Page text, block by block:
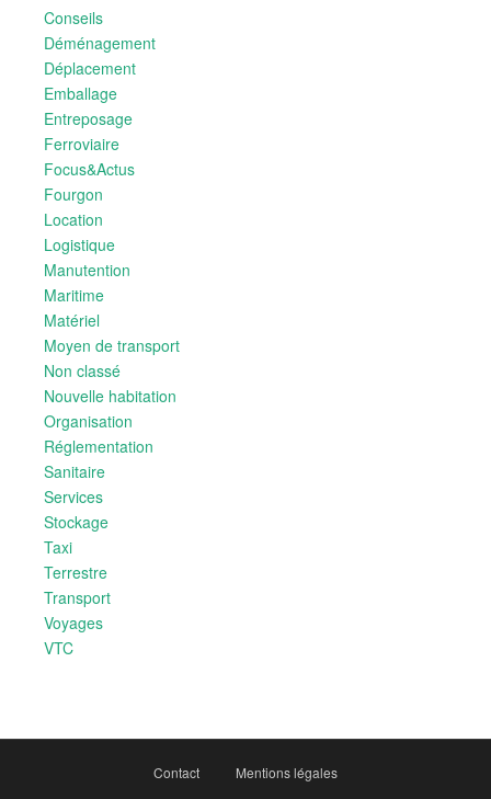
Conseils
Déménagement
Déplacement
Emballage
Entreposage
Ferroviaire
Focus&Actus
Fourgon
Location
Logistique
Manutention
Maritime
Matériel
Moyen de transport
Non classé
Nouvelle habitation
Organisation
Réglementation
Sanitaire
Services
Stockage
Taxi
Terrestre
Transport
Voyages
VTC
Contact Mentions légales